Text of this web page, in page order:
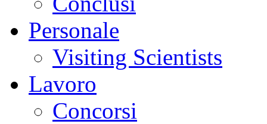
Personale
Visiting Scientists
Lavoro
Concorsi